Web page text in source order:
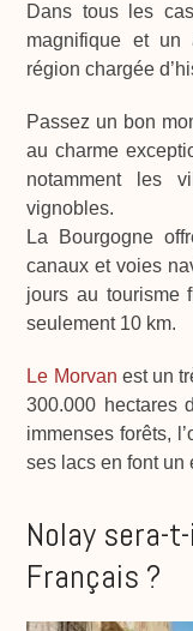
Dans tous les
magnifique et un
région chargée
Passez un bon
au charme
notamment les
vignobles.
La Bourgogne
canaux et voies
jours au tourisme
seulement 10 km.
Le Morvan est un
300.000 hectares
immenses forêts,
ses lacs en font un
Nolay sera-
Français ?